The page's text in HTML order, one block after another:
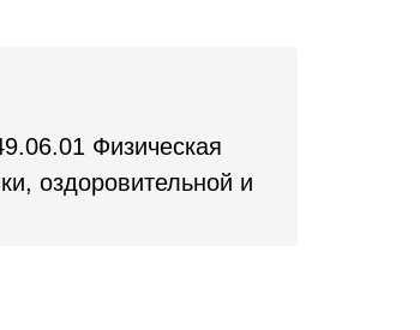
Физическая
оздоровительной и